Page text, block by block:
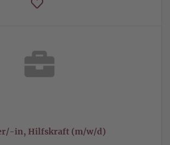
in, Hilfskraft (m/w/d)